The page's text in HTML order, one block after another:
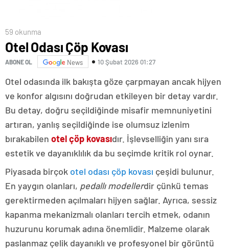
59 okunma
Otel Odası Çöp Kovası
ABONE OL News 10 Şubat 2026 01:27
Otel odasında ilk bakışta göze çarpmayan ancak hijyen
ve konfor algısını doğrudan etkileyen bir detay vardır.
Bu detay, doğru seçildiğinde misafir memnuniyetini
artıran, yanlış seçildiğinde ise olumsuz izlenim
bırakabilen otel çöp kovasıdır. İşlevselliğin yanı sıra
estetik ve dayanıklılık da bu seçimde kritik rol oynar.
Piyasada birçok otel odası çöp kovası çeşidi bulunur.
En yaygın olanları, pedallı modellerdir çünkü temas
gerektirmeden açılmaları hijyen sağlar. Ayrıca, sessiz
kapanma mekanizmalı olanları tercih etmek, odanın
huzurunu korumak adına önemlidir. Malzeme olarak
paslanmaz çelik dayanıklı ve profesyonel bir görüntü